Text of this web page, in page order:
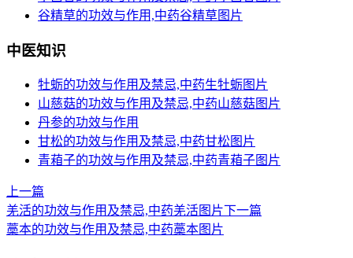
谷精草的功效与作用,中药谷精草图片
中医知识
牡蛎的功效与作用及禁忌,中药生牡蛎图片
山慈菇的功效与作用及禁忌,中药山慈菇图片
丹参的功效与作用
甘松的功效与作用及禁忌,中药甘松图片
青葙子的功效与作用及禁忌,中药青葙子图片
上一篇
羌活的功效与作用及禁忌,中药羌活图片下一篇
藁本的功效与作用及禁忌,中药藁本图片